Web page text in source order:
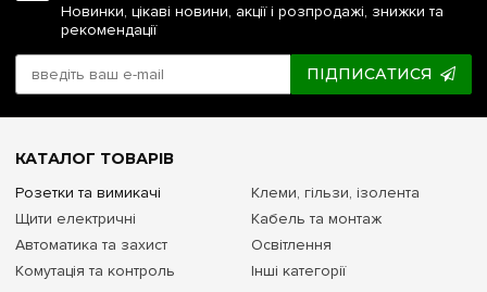
Новинки, цікаві новини, акції і розпродажі, знижки та
рекомендації
ПІДПИСАТИСЯ
КАТАЛОГ ТОВАРІВ
Розетки та вимикачі
Щити електричні
Автоматика та захист
Комутація та контроль
Клеми, гільзи, ізолента
Кабель та монтаж
Освітлення
Інші категорії